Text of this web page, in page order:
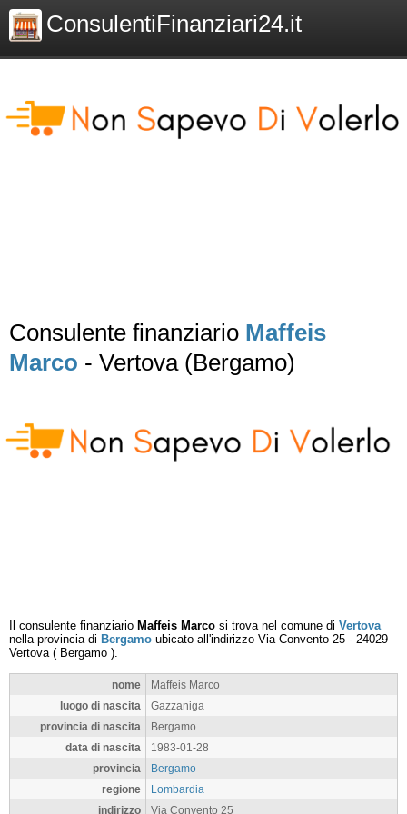
ConsulentiFinanziari24.it
Consulente finanziario Maffeis
Marco - Vertova (Bergamo)
Il consulente finanziario Maffeis Marco si trova nel comune di Vertova
nella provincia di Bergamo ubicato all'indirizzo Via Convento 25 - 24029
Vertova( Bergamo ).
nome
Maffeis Marco
luogo di nascita
Gazzaniga
provincia di nascita
Bergamo
data di nascita
1983-01-28
provincia
Bergamo
regione
Lombardia
indirizzo
Via Convento 25